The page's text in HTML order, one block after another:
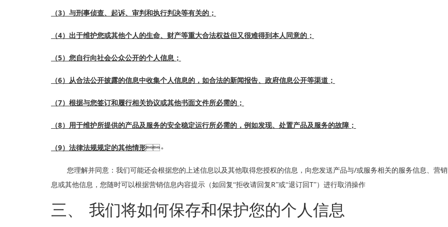
（3）与刑事侦查、起诉、审判和执行判决等有关的；
（4）出于维护您或其他个人的生命、财产等重大合法权益但又很难得到本人同意的；
（5）您自行向社会公众公开的个人信息；
（6）从合法公开披露的信息中收集个人信息的，如合法的新闻报告、政府信息公开等渠道；
（7）根据与您签订和履行相关协议或其他书面文件所必需的；
（8）用于维护所提供的产品及服务的安全稳定运行所必需的，例如发现、处置产品及服务的故障；
（9）法律法规规定的其他情形。
您理解并同意：我们可能还会根据您的上述信息以及其他取得您授权的信息，向您发送产品与/或服务相关的服务信息、营
息或其他信息，您随时可以根据营销信息内容提示（如回复“拒收请回复 R”或“退订回T”）进行取消操作
三、 我们将如何保存和保护您的个人信息